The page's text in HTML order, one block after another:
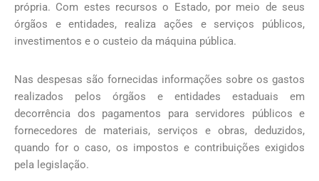
própria. Com estes recursos o Estado, por meio de seus
órgãos e entidades, realiza ações e serviços públicos,
investimentos e o custeio da máquina pública.
Nas despesas são fornecidas informações sobre os gastos
realizados pelos órgãos e entidades estaduais em
decorrência dos pagamentos para servidores públicos e
fornecedores de materiais, serviços e obras, deduzidos,
quando for o caso, os impostos e contribuições exigidos
pela legislação.